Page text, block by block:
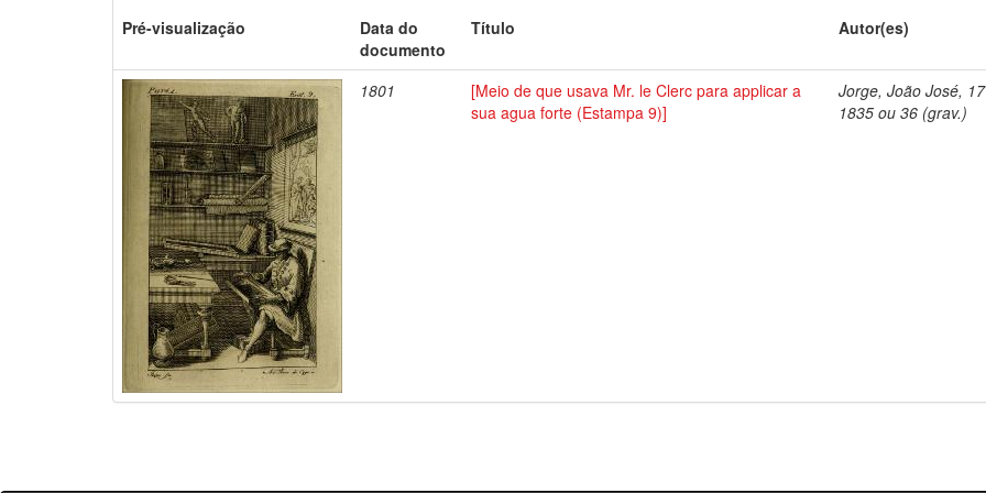
Pré-visualização
Data do
documento
Título Autor(es)
1801
[Meio de que usava Mr. le Clerc para applicar a
sua agua forte (Estampa 9)]
Jorge, João José,
1835 ou 36 (grav.)